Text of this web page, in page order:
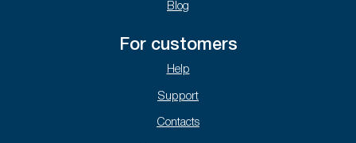
Blog
For customers
Help
Support
Contacts